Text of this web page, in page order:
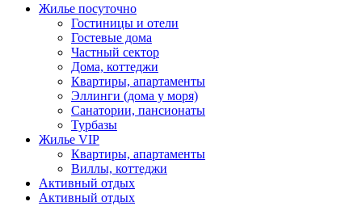
Жилье посуточно
Гостиницы и отели
Гостевые дома
Частный сектор
Дома, коттеджи
Квартиры, апартаменты
Эллинги (дома у моря)
Санатории, пансионаты
Турбазы
Жилье VIP
Квартиры, апартаменты
Виллы, коттеджи
Активный отдых
Активный отдых